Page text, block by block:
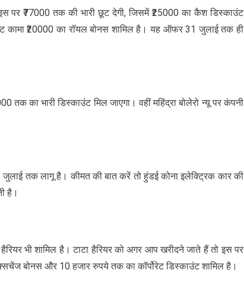
पर ₹77000 तक की भारी छूट देगी, जिसमें ₹25000 का कैश डिस्काउंट
₹20000 का रॉयल बोनस शामिल है। यह ऑफर 31 जुलाई तक ही
का भारी डिस्काउंट मिल जाएगा। वहीं महिंद्रा बोलेरो न्यू पर कंपनी
तक लागू है। कीमत की बात करें तो हुंडई कोना इलेक्ट्रिक कार की
है।
भी शामिल है। टाटा हैरियर को अगर आप खरीदने जाते हैं तो इस पर
बोनस और 10 हजार रुपये तक का कॉर्पोरेट डिस्काउंट शामिल है।